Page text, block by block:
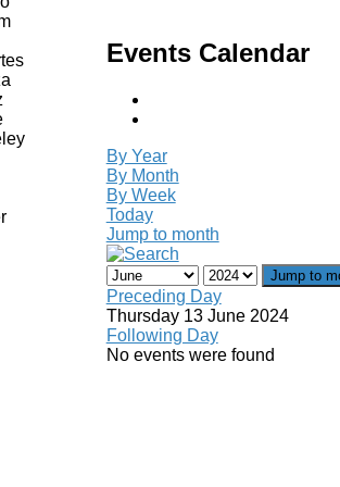
Events Calendar
By Year
By Month
By Week
Today
Jump to month
Jump to
Preceding Day
Thursday 13 June 2024
Following Day
No events were found